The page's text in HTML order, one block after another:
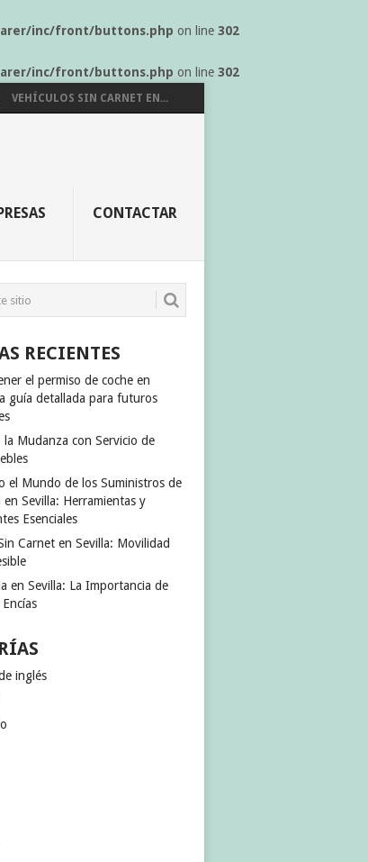
inc/front/buttons.php on line 302
inc/front/buttons.php on line 302
VEHÍCULOS SIN CARNET EN...
CONTACTAR
RECIENTES
el permiso de coche en
guía detallada para futuros
la Mudanza con Servicio de
el Mundo de los Suministros de
en Sevilla: Herramientas y
Esenciales
Carnet en Sevilla: Movilidad
en Sevilla: La Importancia de
inglés